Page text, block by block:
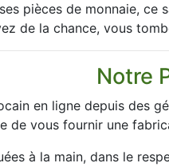
pièces de monnaie, ce
de la chance, vous
Notre
en ligne depuis des
de vous fournir une
à la main, dans le